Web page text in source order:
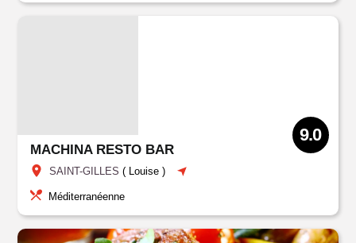
MACHINA RESTO BAR
SAINT-GILLES ( Louise )
9.0
Méditerranéenne